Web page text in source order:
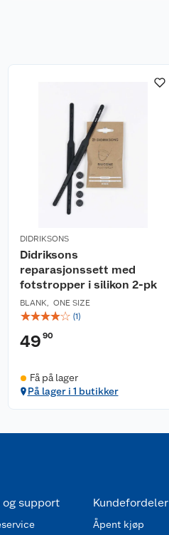
DIDRIKSONS
Didriksons
reparasjonssett med
fotstropper i silikon 2-pk
BLANK, ONE SIZE
☆☆☆☆☆ (1)
49 90
Få på lager
På lager i 1 butikker
og support Kundefordeler
Åpent kjøp